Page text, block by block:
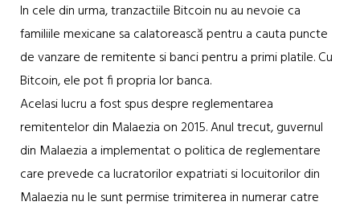
In cele din urma, tranzactiile Bitcoin nu au nevoie ca
familiile mexicane sa calatorească pentru a cauta puncte
de vanzare de remitente si banci pentru a primi platile. Cu
Bitcoin, ele pot fi propria lor banca.
Acelasi lucru a fost spus despre reglementarea
remitentelor din Malaezia on 2015. Anul trecut, guvernul
din Malaezia a implementat o politica de reglementare
care prevede ca lucratorilor expatriati si locuitorilor din
Malaezia nu le sunt permise trimiterea in numerar catre